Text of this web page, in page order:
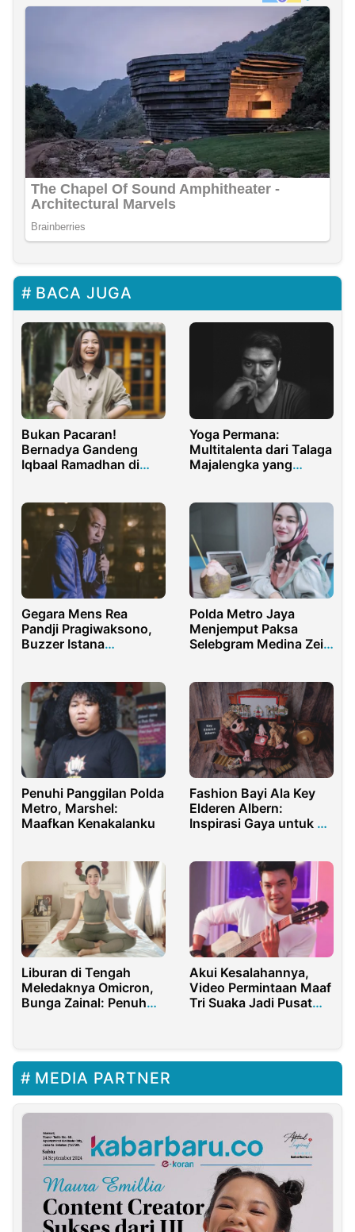
BACA JUGA
Bukan Pacaran!
Bernadya Gandeng
Iqbaal Ramadhan di
Yoga Permana:
Multitalenta dari Talaga
Majalengka yang
Gegara Mens Rea
Pandji Pragiwaksono,
Buzzer Istana
Polda Metro Jaya
Menjemput Paksa
Selebgram Medina Zein
Penuhi Panggilan Polda
Metro, Marshel:
Maafkan Kenakalanku
Fashion Bayi Ala Key
Elderen Albern:
Inspirasi Gaya untuk Si
Liburan di Tengah
Meledaknya Omicron,
Bunga Zainal: Penuh
Akui Kesalahannya,
Video Permintaan Maaf
Tri Suaka Jadi Pusat
MEDIA PARTNER